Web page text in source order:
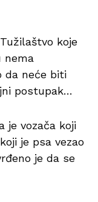
koje
nema
da neće biti
postupak…
je vozača koji
je psa vezao
je da se